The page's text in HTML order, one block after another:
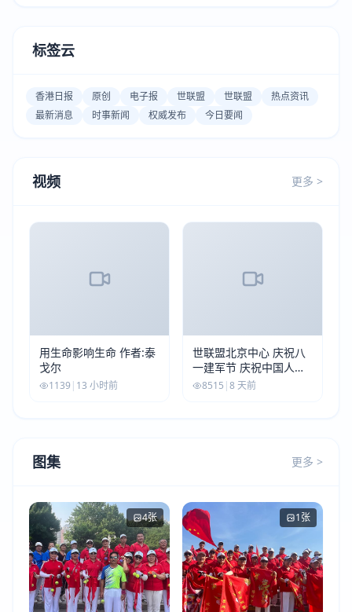
标签云
香港日报 原创 电子报 世联盟 世联盟
热点资讯
最新消息
时事新闻 权威发布 今日要闻
视频 更多 >
用生命影响生命 作者:泰
戈尔
1139 | 13 小时前
世联盟北京中心 庆祝八
一建军节 庆祝中国人民
解放军建军99周年
8515 |8 天前
图集 更多 >
4张 1张